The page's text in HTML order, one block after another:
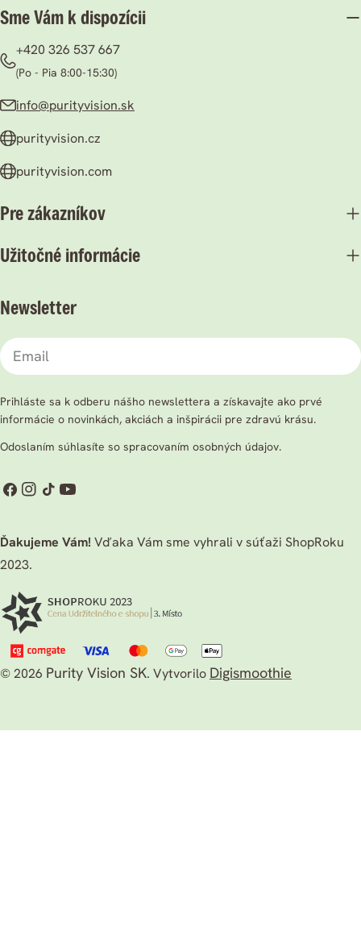
Sme Vám k dispozícii
+420 326 537 667
(Po - Pia 8:00-15:30)
info@purityvision.sk
purityvision.cz
purityvision.com
Pre zákazníkov
Užitočné informácie
Newsletter
Email
Prihláste sa k odberu nášho newslettera a získavajte ako prvé
informácie o novinkách, akciách a inšpirácii pre zdravú krásu.
Odoslaním súhlasíte so spracovaním osobných údajov.
Facebook
Instagram
TikTokYoutube
Ďakujeme Vám! Vďaka Vám sme vyhrali v súťaži ShopRoku
2023.
© 2026 Purity Vision SK. Vytvorilo Digismoothie